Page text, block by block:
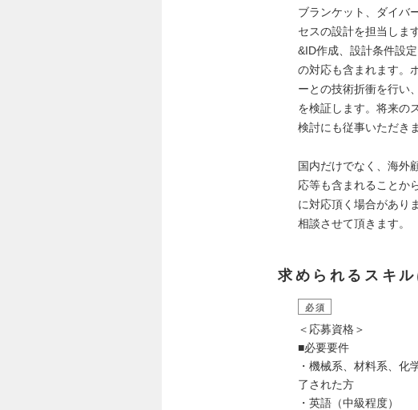
ブランケット、ダイバ
セスの設計を担当しま
&ID作成、設計条件設
の対応も含まれます。
ーとの技術折衝を行い
を検証します。将来の
検討にも従事いただき
国内だけでなく、海外
応等も含まれることか
に対応頂く場合があり
相談させて頂きます。
求められるスキル
必須
＜応募資格＞
■必要要件
・機械系、材料系、
了された方
・英語（中級程度）